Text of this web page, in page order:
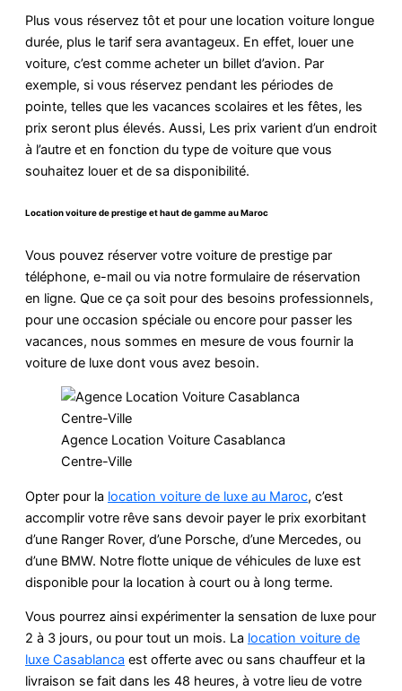
Plus vous réservez tôt et pour une location voiture longue
durée, plus le tarif sera avantageux. En effet, louer une
voiture, c’est comme acheter un billet d’avion. Par
exemple, si vous réservez pendant les périodes de
pointe, telles que les vacances scolaires et les fêtes, les
prix seront plus élevés. Aussi, Les prix varient d’un endroit
à l’autre et en fonction du type de voiture que vous
souhaitez louer et de sa disponibilité.
Location voiture de prestige et haut de gamme au Maroc
Vous pouvez réserver votre voiture de prestige par
téléphone, e-mail ou via notre formulaire de réservation
en ligne. Que ce ça soit pour des besoins professionnels,
pour une occasion spéciale ou encore pour passer les
vacances, nous sommes en mesure de vous fournir la
voiture de luxe dont vous avez besoin.
Agence Location Voiture Casablanca
Centre-Ville
Opter pour la location voiture de luxe au Maroc, c’est
accomplir votre rêve sans devoir payer le prix exorbitant
d’une Ranger Rover, d’une Porsche, d’une Mercedes, ou
d’une BMW. Notre flotte unique de véhicules de luxe est
disponible pour la location à court ou à long terme.
Vous pourrez ainsi expérimenter la sensation de luxe pour
2 à 3 jours, ou pour tout un mois. La location voiture de
luxe Casablanca est offerte avec ou sans chauffeur et la
livraison se fait dans les 48 heures, à votre lieu de votre